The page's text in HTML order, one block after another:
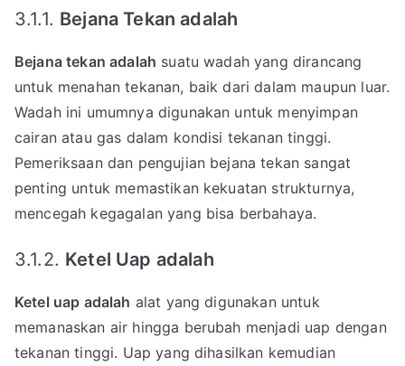
3.1.1. Bejana Tekan adalah
Bejana tekan adalah suatu wadah yang dirancang
untuk menahan tekanan, baik dari dalam maupun luar.
Wadah ini umumnya digunakan untuk menyimpan
cairan atau gas dalam kondisi tekanan tinggi.
Pemeriksaan dan pengujian bejana tekan sangat
penting untuk memastikan kekuatan strukturnya,
mencegah kegagalan yang bisa berbahaya.
3.1.2. Ketel Uap adalah
Ketel uap adalah alat yang digunakan untuk
memanaskan air hingga berubah menjadi uap dengan
tekanan tinggi. Uap yang dihasilkan kemudian